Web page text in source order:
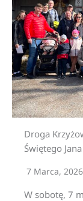
Droga
Świętego
7 Marca, 2026
W sobotę, 7